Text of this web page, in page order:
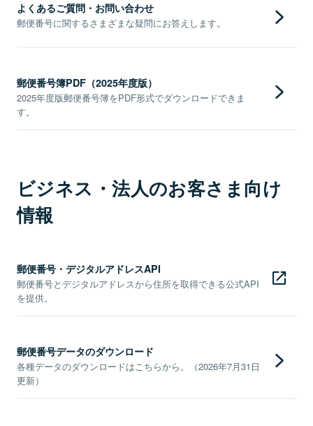
よくあるご質問・お問い合わせ
郵便番号に関するさまざまな疑問にお答えします。
郵便番号簿PDF（2025年度版）
2025年度版郵便番号簿をPDF形式でダウンロードできま
す。
ビジネス・法人のお客さま向け
情報
郵便番号・デジタルアドレスAPI
郵便番号とデジタルアドレスから住所を取得できる公式API
を提供。
郵便番号データのダウンロード
各種データのダウンロードはこちらから。（2026年7月31日
更新）